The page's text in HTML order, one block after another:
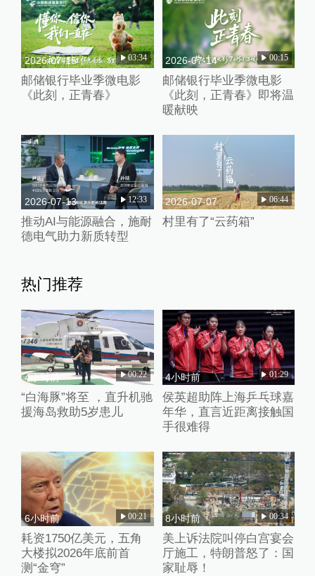
2026-07-15 03:34
邮储银行毕业季微电影
《此刻，正青春》
2026-07-14 00:15
邮储银行毕业季微电影
《此刻，正青春》即将温
暖献映
2026-07-13 12:33
推动AI与能源融合，施耐
德电气助力新质转型
2026-07-07 06:44
村里有了“云药箱”
热门推荐
4小时前 00:22
“白海豚”将至 ，直升机驰
援海岛救助5岁患儿
4小时前 01:29
侯英超助阵上海乒乓球嘉
年华，直言近距离接触国
手很难得
6小时前 00:21
耗资1750亿美元，五角
大楼拟2026年底前首
测“金穹”
8小时前 00:34
美上诉法院叫停白宫宴会
厅施工，特朗普怒了：国
家耻辱！